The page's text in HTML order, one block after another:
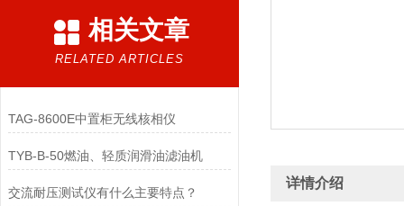
相关文章
RELATED ARTICLES
TAG-8600E中置柜无线核相仪
TYB-B-50燃油、轻质润滑油滤油机
交流耐压测试仪有什么主要特点？
详情介绍